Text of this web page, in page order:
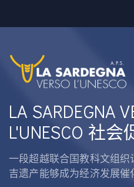
LA SARDEGNA
L'UNESCO 社
一段超越联合国教科文组
吉遗产能够成为经济发展催